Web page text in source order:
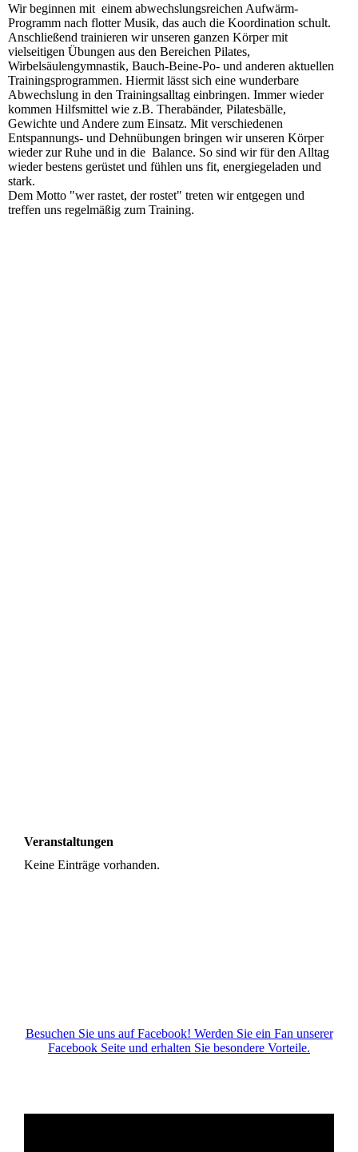
Wir beginnen mit einem abwechslungsreichen Aufwärm-
Programm nach flotter Musik, das auch die Koordination schult.
Anschließend trainieren wir unseren ganzen Körper mit
vielseitigen Übungen aus den Bereichen Pilates,
Wirbelsäulengymnastik, Bauch-Beine-Po- und anderen aktuellen
Trainingsprogrammen. Hiermit lässt sich eine wunderbare
Abwechslung in den Trainingsalltag einbringen. Immer wieder
kommen Hilfsmittel wie z.B. Therabänder, Pilatesbälle,
Gewichte und Andere zum Einsatz. Mit verschiedenen
Entspannungs- und Dehnübungen bringen wir unseren Körper
wieder zur Ruhe und in die Balance. So sind wir für den Alltag
wieder bestens gerüstet und fühlen uns fit, energiegeladen und
stark.
Dem Motto "wer rastet, der rostet" treten wir entgegen und
treffen uns regelmäßig zum Training.
Veranstaltungen
Keine Einträge vorhanden.
Besuchen Sie uns auf Facebook! Werden Sie ein Fan unserer
Facebook Seite und erhalten Sie besondere Vorteile.